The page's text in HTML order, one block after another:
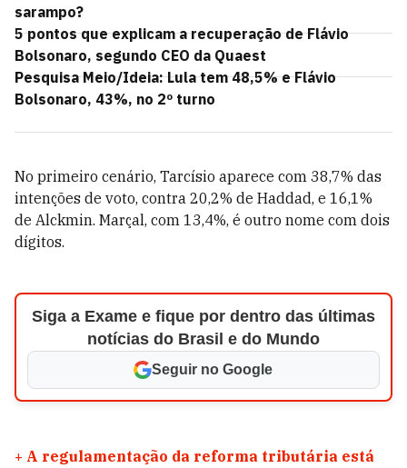
sarampo?
5 pontos que explicam a recuperação de Flávio
Bolsonaro, segundo CEO da Quaest
Pesquisa Meio/Ideia: Lula tem 48,5% e Flávio
Bolsonaro, 43%, no 2º turno
No primeiro cenário, Tarcísio aparece com 38,7% das
intenções de voto, contra 20,2% de Haddad, e 16,1%
de Alckmin. Marçal, com 13,4%, é outro nome com dois
dígitos.
Siga a Exame e fique por dentro das últimas
notícias do Brasil e do Mundo
Seguir no Google
+ A regulamentação da reforma tributária está